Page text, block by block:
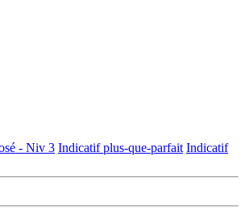
- Niv 3 Indicatif plus-que-parfait Indicatif